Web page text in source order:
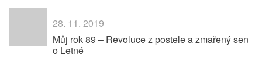
28. 11. 2019
Můj rok 89 – Revoluce z postele a zmařený sen
o Letné